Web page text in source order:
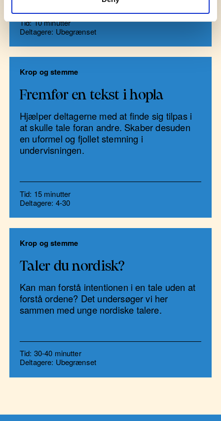
Tid: 10 minutter
Deltagere: Ubegrænset
Krop og stemme
Fremfør en tekst i hopla
Hjælper deltagerne med at finde sig tilpas i
at skulle tale foran andre. Skaber desuden
en uformel og fjollet stemning i
undervisningen.
Tid: 15 minutter
Deltagere: 4-30
Krop og stemme
Taler du nordisk?
Kan man forstå intentionen i en tale uden at
forstå ordene? Det undersøger vi her
sammen med unge nordiske talere.
Tid: 30-40 minutter
Deltagere: Ubegrænset